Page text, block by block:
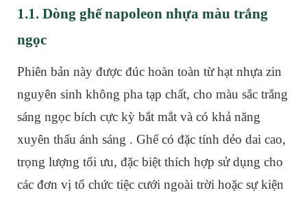
1.1. Dòng ghế napoleon nhựa màu trắng
ngọc
Phiên bản này được đúc hoàn toàn từ hạt nhựa zin
nguyên sinh không pha tạp chất, cho màu sắc trắng
sáng ngọc bích cực kỳ bắt mắt và có khả năng
xuyên thấu ánh sáng . Ghế có đặc tính dẻo dai cao,
trọng lượng tối ưu, đặc biệt thích hợp sử dụng cho
các đơn vị tổ chức tiệc cưới ngoài trời hoặc sự kiện